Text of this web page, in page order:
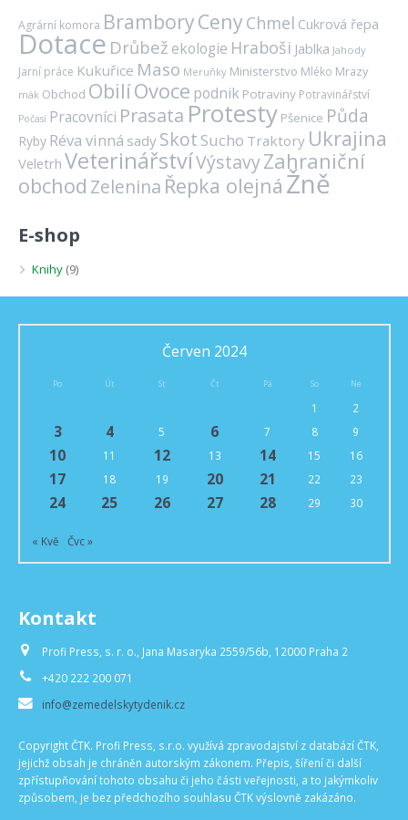
Agrární komora BramboryCenyChmel Cukrová řepa
Dotace Drůbež ekologie Hraboši Jablka Jahody
Jarní práce Kukuřice Maso Meruňky Ministerstvo Mléko Mrazy
mák Obchod ObilíOvoce podnik Potraviny Potravinářství
Počasí Pracovníci Prasata Protesty Pšenice Půda
Ryby Réva vinná sady Skot Sucho Traktory Ukrajina
Veletrh VeterinářstvíVýstavyZahraniční
obchod Zelenina Řepka olejná Žně
E-shop
Knihy (9)
Červen 2024
Po Út St Čt Pá So Ne
1 2
3 4 5 6 7 8 9
10 11 12 13 14 15 16
17 18 19 20 21 22 23
24 25 26 27 28 29 30
« Kvě Čvc »
Kontakt
Profi Press, s. r. o., Jana Masaryka 2559/56b, 12000 Praha 2
+420 222 200 071
info@zemedelskytydenik.cz
Copyright ČTK. Profi Press, s.r.o. využívá zpravodajství z databází ČTK,
jejichž obsah je chráněn autorským zákonem. Přepis, šíření či další
zpřístupňování tohoto obsahu či jeho části veřejnosti, a to jakýmkoliv
způsobem, je bez předchozího souhlasu ČTK výslovně zakázáno.